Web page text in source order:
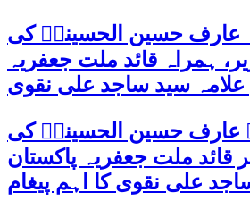
عارف حسین الحسینیؒ کی
ہمراہ قائد ملت جعفریہ
علامہ سید ساجد علی نقوی
عارف حسین الحسینیؒ کی
قائد ملت جعفریہ پاکستان
علی نقوی کا اہم پیغام